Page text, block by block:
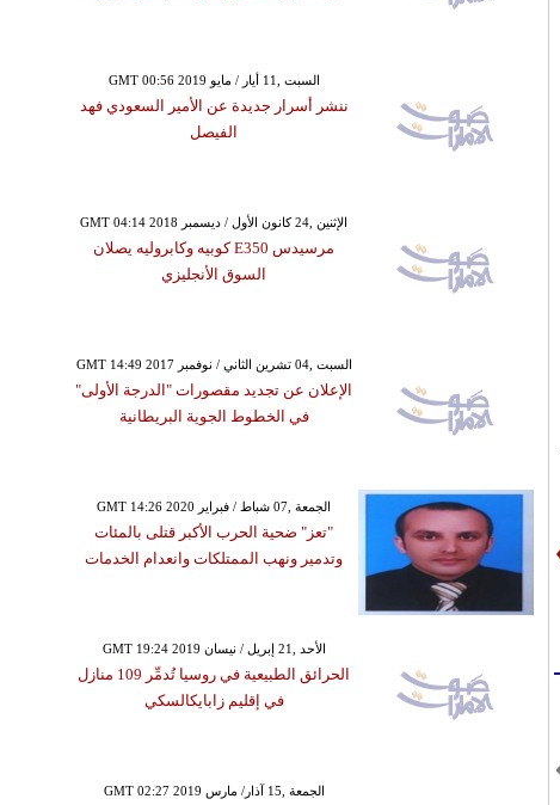
GMT 00:56 2019 السبت ,11 أيار / مايو
ننشر أسرار جديدة عن الأمير السعودي فهد
الفيصل
GMT 04:14 2018 الإثنين ,24 كانون الأول / ديسمبر
مرسيدس E350 كوبيه وكابروليه يصلان
السوق الأنجليزي
GMT 14:49 2017 السبت ,04 تشرين الثاني / نوفمبر
الإعلان عن تجديد مقصورات "الدرجة الأولى"
في الخطوط الجوية البريطانية
GMT 14:26 2020 الجمعة ,07 شباط / فبراير
"تعز" ضحية الحرب الأكبر قتلى بالمئات
وتدمير ونهب الممتلكات وانعدام الخدمات
GMT 19:24 2019 الأحد ,21 إبريل / نيسان
الحرائق الطبيعية في روسيا تُدمِّر 109 منازل
في إقليم زابايكالسكي
GMT 02:27 2019 الجمعة ,15 آذار/ مارس